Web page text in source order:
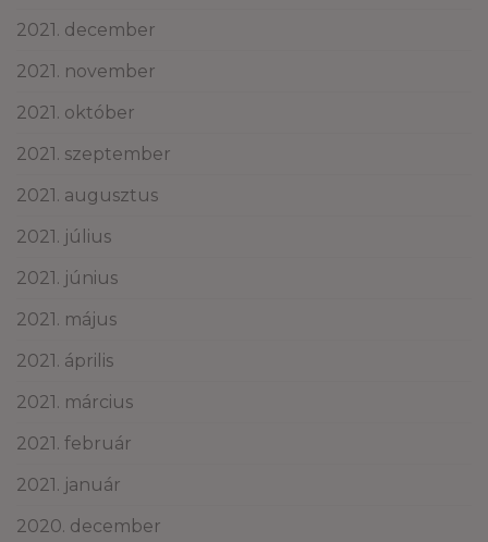
2021. december
2021. november
2021. október
2021. szeptember
2021. augusztus
2021. július
2021. június
2021. május
2021. április
2021. március
2021. február
2021. január
2020. december